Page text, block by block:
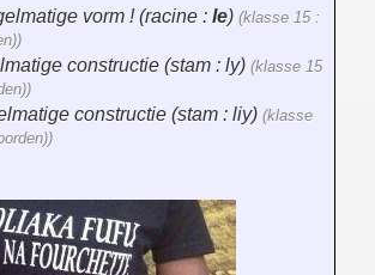
vorm ! (racine : le) (klasse 15 :
constructie (stam : ly) (klasse 15
constructie (stam : liy) (klasse